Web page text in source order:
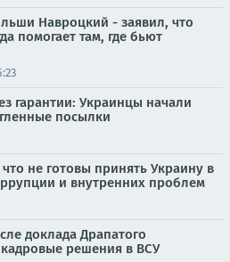
Навроцкий - заявил, что
помогает там, где бьют
гарантии: Украинцы начали
посылки
не готовы принять Украину в
и внутренних проблем
доклада Драпатого
решения в ВСУ